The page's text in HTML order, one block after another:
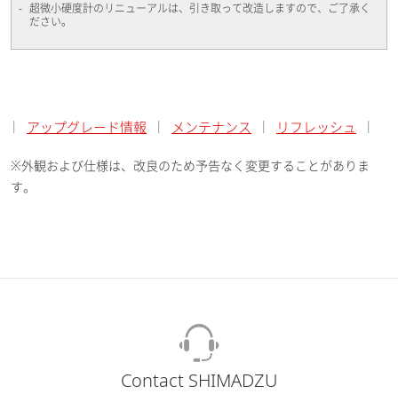
超微小硬度計のリニューアルは、引き取って改造しますので、ご了承く
ださい。
| アップグレード情報 | メンテナンス | リフレッシュ |
※外観および仕様は、改良のため予告なく変更することがありま
す。
Contact SHIMADZU